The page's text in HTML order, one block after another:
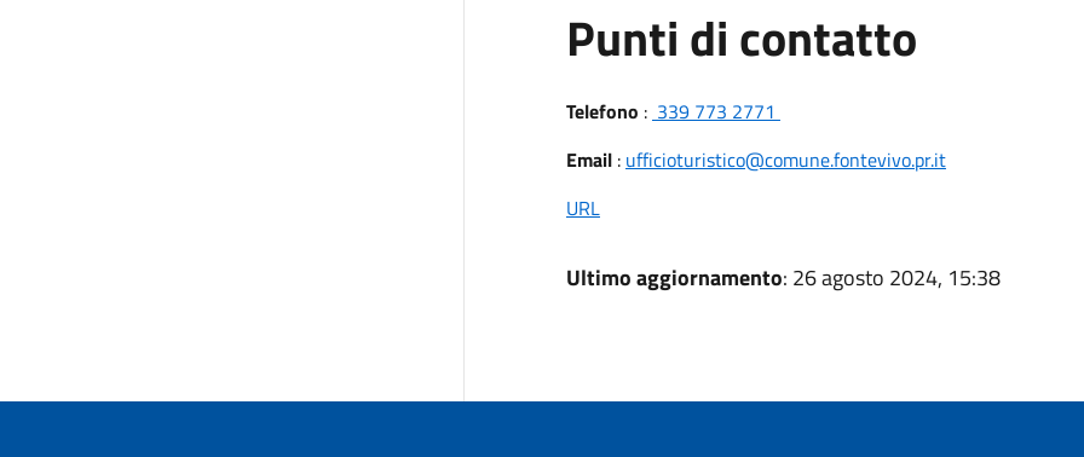
Punti di contatto
Telefono : 339 773 2771
Email: ufficioturistico@comune.fontevivo.pr.it
URL
Ultimo aggiornamento: 26 agosto 2024, 15:38